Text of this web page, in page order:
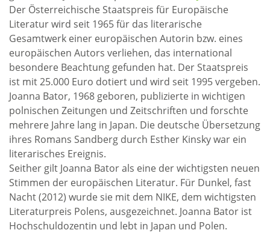
Der Österreichische Staatspreis für Europäische
Literatur wird seit 1965 für das literarische
Gesamtwerk einer europäischen Autorin bzw. eines
europäischen Autors verliehen, das international
besondere Beachtung gefunden hat. Der Staatspreis
ist mit 25.000 Euro dotiert und wird seit 1995 vergeben.
Joanna Bator, 1968 geboren, publizierte in wichtigen
polnischen Zeitungen und Zeitschriften und forschte
mehrere Jahre lang in Japan. Die deutsche Übersetzung
ihres Romans Sandberg durch Esther Kinsky war ein
literarisches Ereignis.
Seither gilt Joanna Bator als eine der wichtigsten neuen
Stimmen der europäischen Literatur. Für Dunkel, fast
Nacht (2012) wurde sie mit dem NIKE, dem wichtigsten
Literaturpreis Polens, ausgezeichnet. Joanna Bator ist
Hochschuldozentin und lebt in Japan und Polen.